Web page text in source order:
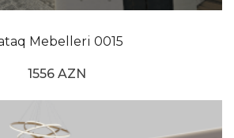
Mebelleri 0015
1556 AZN